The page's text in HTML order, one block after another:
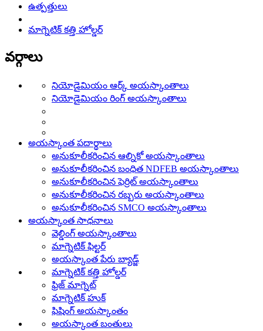
ఉత్పత్తులు
మాగ్నెటిక్ కత్తి హోల్డర్
వర్గాలు
నియోడైమియం ఆర్క్ అయస్కాంతాలు
నియోడైమియం రింగ్ అయస్కాంతాలు
అయస్కాంత పదార్థాలు
అనుకూలీకరించిన ఆల్నికో అయస్కాంతాలు
అనుకూలీకరించిన బంధిత NDFEB అయస్కాంతాలు
అనుకూలీకరించిన ఫెర్రిట్ అయస్కాంతాలు
అనుకూలీకరించిన రబ్బరు అయస్కాంతాలు
అనుకూలీకరించిన SMCO అయస్కాంతాలు
అయస్కాంత సాధనాలు
వెల్డింగ్ అయస్కాంతాలు
మాగ్నెటిక్ ఫిల్టర్
అయస్కాంత పేరు బ్యాడ్జ్
మాగ్నెటిక్ కత్తి హోల్డర్
ఫ్రిజ్ మాగ్నెట్
మాగ్నెటిక్ హుక్
ఫిషింగ్ అయస్కాంతం
అయస్కాంత బంతులు